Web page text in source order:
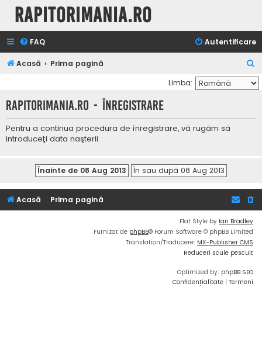
Rapitorimania.ro
FAQ Autentificare
Acasă Prima pagină
ă
u
Limba:
Rapitorimania.ro - Înregistrare
Pentru a continua procedura de înregistrare, vă rugăm să
introduceţi data naşterii.
Acasă Prima pagină
Flat Style by Ian Bradley
Furnizat de phpBB® Forum Software © phpBB Limited
Translation/Traducere: MX-Publisher CMS
Reduceri scule pescuit
Optimized by: phpBB SEO
Confidențialitate | Termeni